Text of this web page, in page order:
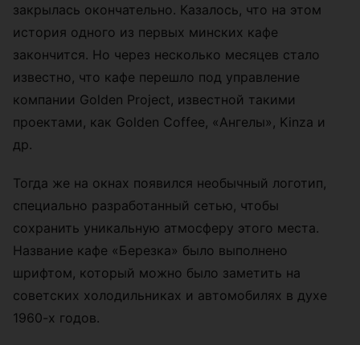
закрылась окончательно. Казалось, что на этом
история одного из первых минских кафе
закончится. Но через несколько месяцев стало
известно, что кафе перешло под управление
компании Golden Project, известной такими
проектами, как Golden Coffee, «Ангелы», Kinza и
др.
Тогда же на окнах появился необычный логотип,
специально разработанный сетью, чтобы
сохранить уникальную атмосферу этого места.
Название кафе «Березка» было выполнено
шрифтом, который можно было заметить на
советских холодильниках и автомобилях в духе
1960-х годов.